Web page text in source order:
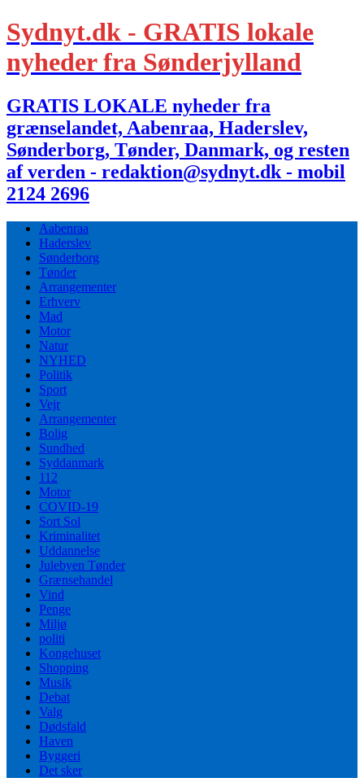
Sydnyt.dk - GRATIS lokale
nyheder fra Sønderjylland
GRATIS LOKALE nyheder fra
grænselandet, Aabenraa, Haderslev,
Sønderborg, Tønder, Danmark, og resten
af verden - redaktion@sydnyt.dk - mobil
2124 2696
Aabenraa
Haderslev
Sønderborg
Tønder
Arrangementer
Erhverv
Mad
Motor
Natur
NYHED
Politik
Sport
Vejr
Arrangementer
Bolig
Sundhed
Syddanmark
112
Motor
COVID-19
Sort Sol
Kriminalitet
Uddannelse
Julebyen Tønder
Grænsehandel
Vind
Penge
Miljø
politi
Kongehuset
Shopping
Musik
Debat
Valg
Dødsfald
Haven
Byggeri
Det sker